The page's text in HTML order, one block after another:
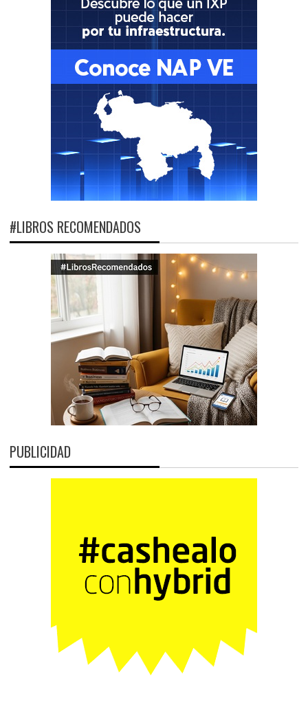
#LIBROS RECOMENDADOS
PUBLICIDAD